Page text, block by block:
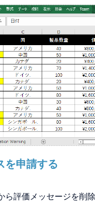
を申請する
ら評価メッセージを削